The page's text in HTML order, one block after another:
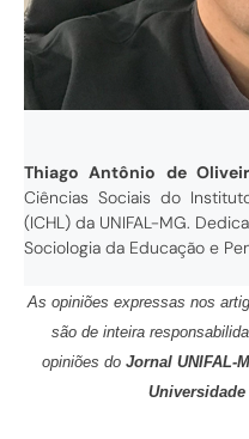
Thiago Antônio de
Ciências Sociais do
(ICHL) da UNIFAL-MG.
Sociologia da Educação e
As opiniões expressas nos
são de inteira
opiniões do Jornal UNIFAL-